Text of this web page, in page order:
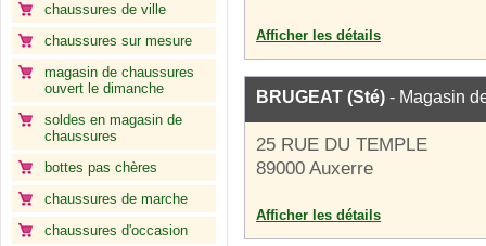
chaussures de ville
chaussures sur mesure
magasin de chaussures
ouvert le dimanche
soldes en magasin de
chaussures
bottes pas chères
chaussures de marche
chaussures d'occasion
Afficher les détails
BRUGEAT (Sté) - Magasin
25 RUE DU TEMPLE
89000 Auxerre
Afficher les détails